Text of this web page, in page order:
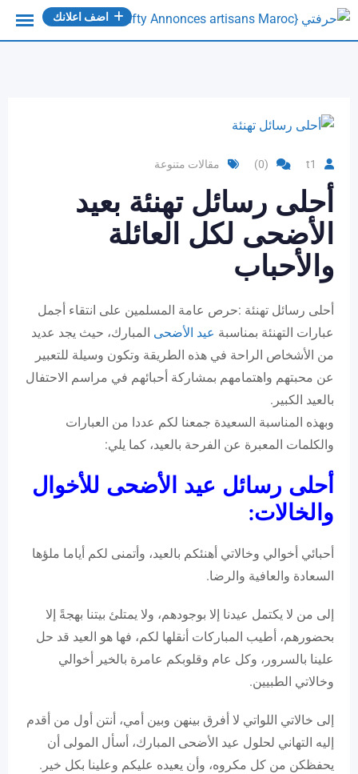
Skip
اضف اعلانك
t1
(0) مقالات متنوعة
أحلى رسائل تهنئة بعيد
الأضحى لكل العائلة
والأحباب
أحلى رسائل تهنئة :حرص عامة المسلمين على انتقاء أجمل
عبارات التهنئة بمناسبة عيد الأضحى المبارك، حيث يجد عديد
من الأشخاص الراحة في هذه الطريقة وتكون وسيلة للتعبير
عن محبتهم واهتمامهم بمشاركة أحبائهم في مراسم الاحتفال
بالعيد الكبير.
وبهذه المناسبة السعيدة جمعنا لكم عددا من العبارات
والكلمات المعبرة عن الفرحة بالعيد، كما يلي:
أحلى رسائل عيد الأضحى للأخوال
والخالات:
أحبائي أخوالي وخالاتي أهنئكم بالعيد، وأتمنى لكم أياما ملؤها
السعادة والعافية والرضا.
إلى من لا يكتمل عيدنا إلا بوجودهم، ولا يمتلئ بيتنا بهجةً إلا
بحضورهم، أطيب المباركات أنقلها لكم، فها هو العيد قد حل
علينا بالسرور، وكل عام وقلوبكم عامرة بالخير أخوالي
وخالاتي الطبيين.
إلى خالاتي اللواتي لا أفرق بينهن وبين أمي، أنتن أول من أقدم
إليه التهاني لحلول عيد الأضحى المبارك، أسأل المولى أن
يحفظكن من كل مكروه، وأن يعيده عليكم وعلينا بكل خير.